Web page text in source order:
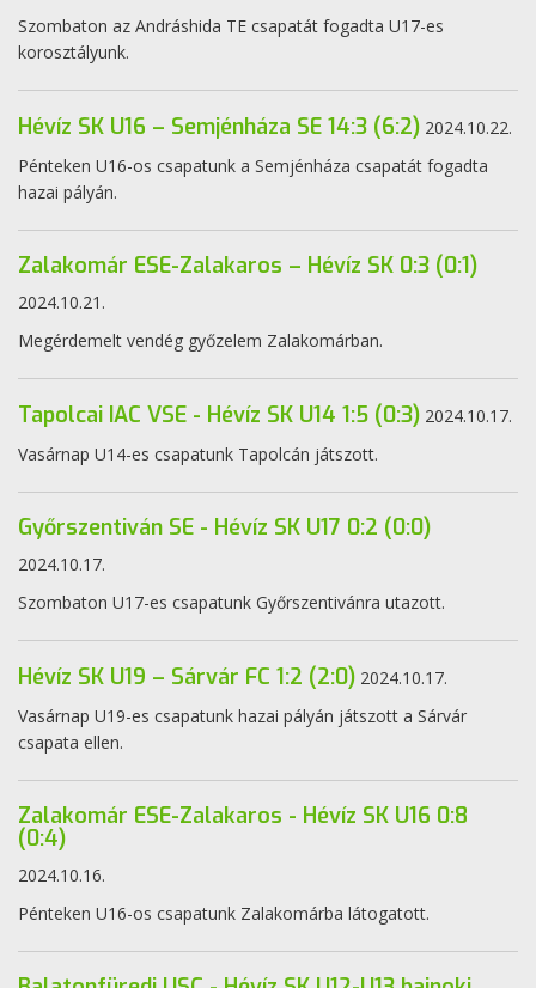
Szombaton az Andráshida TE csapatát fogadta U17-es
korosztályunk.
Hévíz SK U16 – Semjénháza SE 14:3 (6:2) 2024.10.22.
Pénteken U16-os csapatunk a Semjénháza csapatát fogadta
hazai pályán.
Zalakomár ESE-Zalakaros – Hévíz SK 0:3 (0:1)
2024.10.21.
Megérdemelt vendég győzelem Zalakomárban.
Tapolcai IAC VSE - Hévíz SK U14 1:5 (0:3) 2024.10.17.
Vasárnap U14-es csapatunk Tapolcán játszott.
Győrszentiván SE - Hévíz SK U17 0:2 (0:0)
2024.10.17.
Szombaton U17-es csapatunk Győrszentivánra utazott.
Hévíz SK U19 – Sárvár FC 1:2 (2:0) 2024.10.17.
Vasárnap U19-es csapatunk hazai pályán játszott a Sárvár
csapata ellen.
Zalakomár ESE-Zalakaros - Hévíz SK U16 0:8
(0:4)
2024.10.16.
Pénteken U16-os csapatunk Zalakomárba látogatott.